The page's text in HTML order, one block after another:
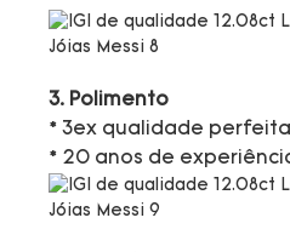
3. Polimento
* 3ex qualidade perfeita
* 20 anos de